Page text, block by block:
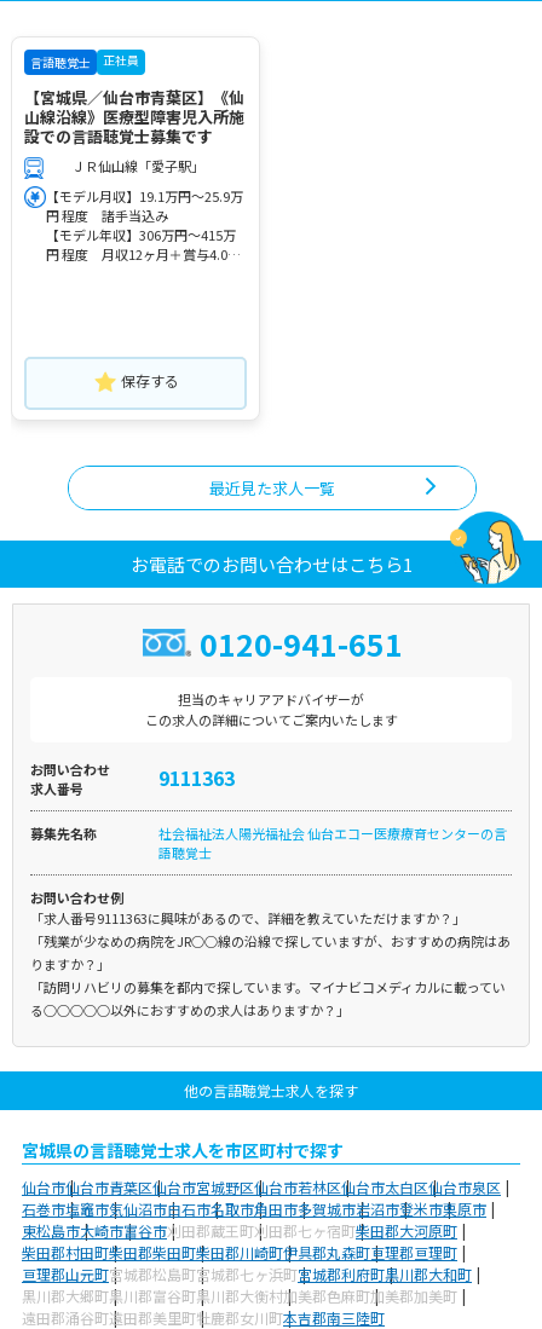
言語聴覚士 正社員
【宮城県／仙台市青葉区】《仙
山線沿線》医療型障害児入所施
設での言語聴覚士募集です
ＪＲ仙山線「愛子駅」
【モデル月収】19.1万円～25.9万
円 程度 諸手当込み
【モデル年収】306万円～415万
円 程度 月収12ヶ月＋賞与4.00
保存する
最近見た求人一覧
お電話でのお問い合わせはこちら1
0120-941-651
担当のキャリアアドバイザーが
この求人の詳細についてご案内いたします
お問い合わせ
求人番号
9111363
募集先名称
社会福祉法人陽光福祉会 仙台エコー医療療育センターの言
語聴覚士
お問い合わせ例
「求人番号9111363に興味があるので、詳細を教えていただけますか？」
「残業が少なめの病院をJR○○線の沿線で探していますが、おすすめの病院はあ
りますか？」
「訪問リハビリの募集を都内で探しています。マイナビコメディカルに載ってい
る○○○○○以外におすすめの求人はありますか？」
他の言語聴覚士求人を探す
宮城県の言語聴覚士求人を市区町村で探す
仙台市仙台市青葉区仙台市宮城野区仙台市若林区仙台市太白区仙台市泉区
石巻市塩竈市気仙沼市白石市名取市角田市多賀城市岩沼市登米市栗原市
東松島市大崎市富谷市刈田郡蔵王町刈田郡七ヶ宿町柴田郡大河原町
柴田郡村田町柴田郡柴田町柴田郡川崎町伊具郡丸森町亘理郡亘理町
亘理郡山元町宮城郡松島町宮城郡七ヶ浜町宮城郡利府町黒川郡大和町
黒川郡大郷町黒川郡富谷町黒川郡大衡村加美郡色麻町加美郡加美町
遠田郡涌谷町遠田郡美里町牡鹿郡女川町本吉郡南三陸町